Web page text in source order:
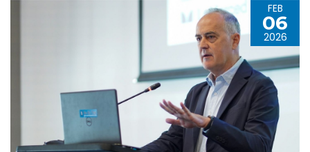
FEB
06
2026